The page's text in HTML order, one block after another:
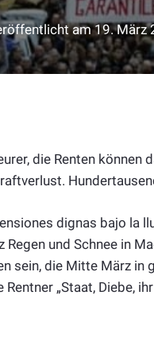
am19. März
die Renten
dignas bajo la
und Schnee in
sein, die Mitte März in
„Staat, Diebe,